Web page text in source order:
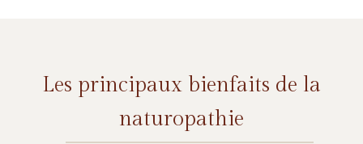
Les principaux bienfaits de la
naturopathie